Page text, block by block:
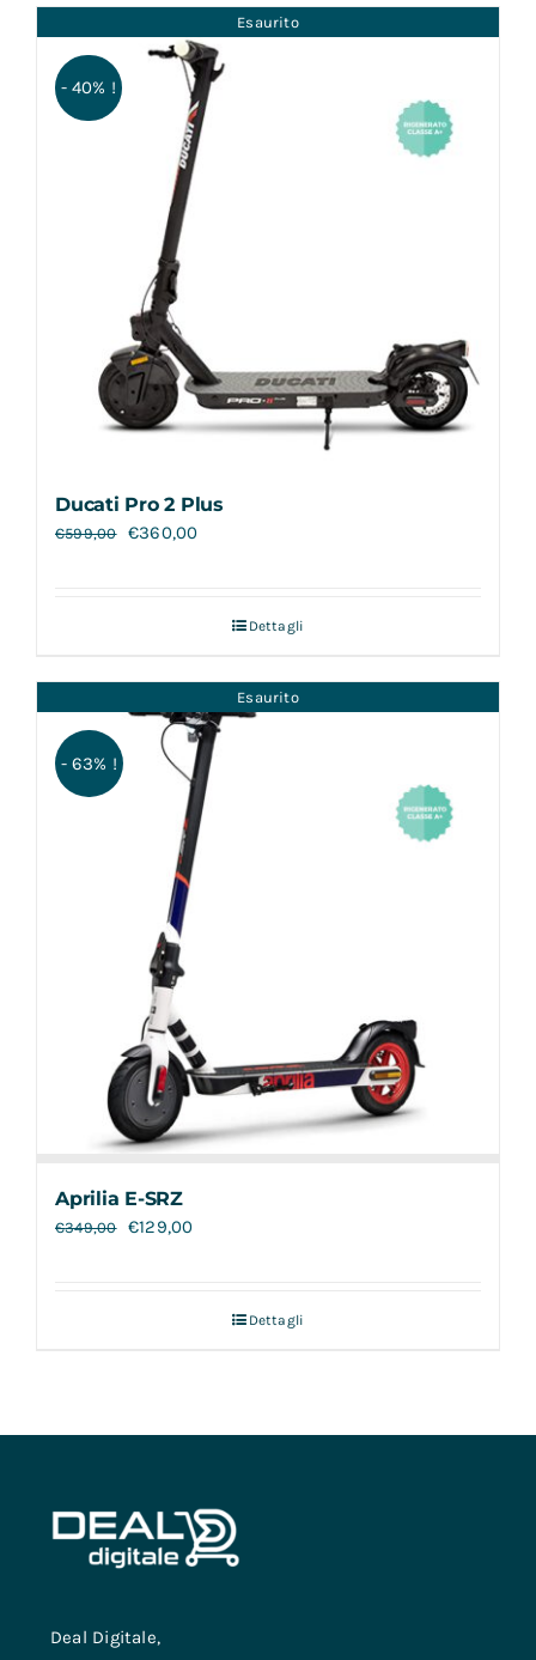
Esaurito
- 40% !
Ducati Pro 2 Plus
€599,00 €360,00
Dettagli
Esaurito
- 63% !
Aprilia E-SRZ
€349,00 €129,00
Dettagli
Deal Digitale,